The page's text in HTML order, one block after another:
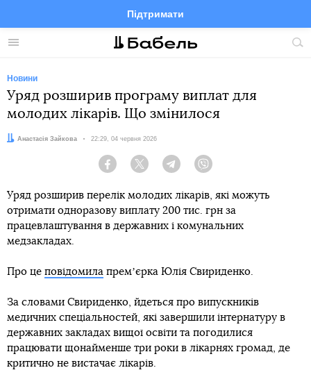
Меню
Підтримати
FacebookTelegramTwitter
Новини
Уряд розширив програму виплат для
молодих лікарів. Що змінилося
Автор:
Анастасія Зайкова Дата:
22:29, 04 червня 2026
Facebook Twitter Telegram
Уряд розширив перелік молодих лікарів, які можуть
отримати одноразову виплату 200 тис. грн за
працевлаштування в державних і комунальних
медзакладах.
Про це повідомила премʼєрка Юлія Свириденко.
За словами Свириденко, йдеться про випускників
медичних спеціальностей, які завершили інтернатуру в
державних закладах вищої освіти та погодилися
працювати щонайменше три роки в лікарнях громад, де
критично не вистачає лікарів.